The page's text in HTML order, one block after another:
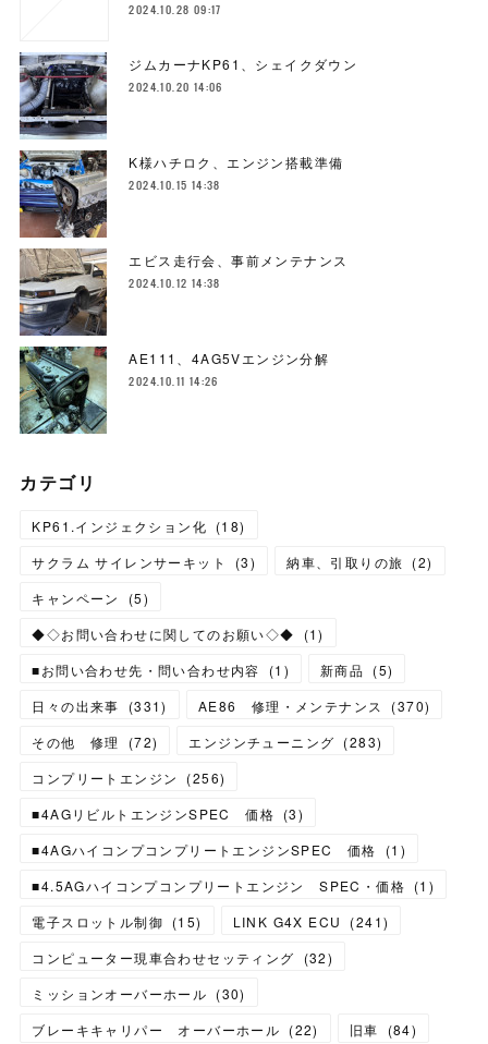
2024.10.28 09:17
ジムカーナKP61、シェイクダウン
2024.10.20 14:06
K様ハチロク、エンジン搭載準備
2024.10.15 14:38
エビス走行会、事前メンテナンス
2024.10.12 14:38
AE111、4AG5Vエンジン分解
2024.10.11 14:26
カテゴリ
KP61.インジェクション化 (18)
サクラム サイレンサーキット
(3) 納車、引取りの旅 (2)
キャンペーン
(5)
◆◇お問い合わせに関してのお願い◇◆
(1)
■お問い合わせ先・問い合わせ内容
(1 ) 新商品 (5)
日々の出来事
(331) AE86 修理・メンテナンス (370)
その他 修理
(72) エンジンチューニング (283)
コンプリートエンジン
(256)
■4AGリビルトエンジンSPEC 価格 (3)
■4AGハイコンプコンプリートエンジンSPEC 価格
(1 )
■4.5AGハイコンプコンプリートエンジン SPEC・価格 (1 )
電子スロットル制御 (15) LINK G4X ECU (241)
コンピューター現車合わせセッティング
(32)
ミッションオーバーホール (30)
ブレーキキャリパー オーバーホール (22) 旧車 (84)